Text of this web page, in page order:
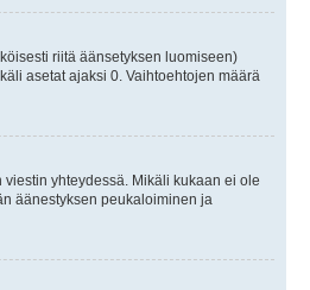
riitä äänsetyksen luomiseen)
asetat ajaksi 0. Vaihtoehtojen määrä
yhteydessä. Mikäli kukaan ei ole
äänestyksen peukaloiminen ja